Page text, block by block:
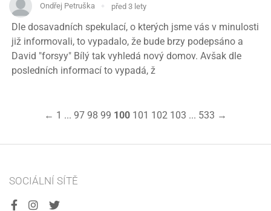
Ondřej Petruška před 3 lety
Dle dosavadních spekulací, o kterých jsme vás v minulosti
již informovali, to vypadalo, že bude brzy podepsáno a
David "forsyy" Bílý tak vyhledá nový domov. Avšak dle
posledních informací to vypadá, ž
← 1 ... 97 98 99 100 101 102 103 ... 533 →
SOCIÁLNÍ SÍTĚ